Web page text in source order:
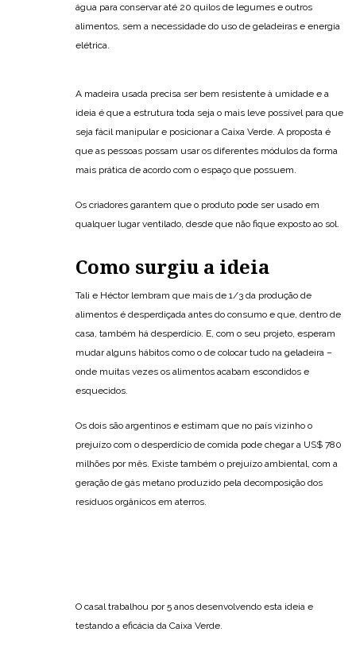
água para conservar até 20 quilos de legumes e outros
alimentos, sem a necessidade do uso de geladeiras e energia
elétrica.
A madeira usada precisa ser bem resistente à umidade e a
ideia é que a estrutura toda seja o mais leve possível para que
seja fácil manipular e posicionar a Caixa Verde. A proposta é
que as pessoas possam usar os diferentes módulos da forma
mais prática de acordo com o espaço que possuem.
Os criadores garantem que o produto pode ser usado em
qualquer lugar ventilado, desde que não fique exposto ao sol.
Como surgiu a ideia
Tali e Héctor lembram que mais de 1/3 da produção de
alimentos é desperdiçada antes do consumo e que, dentro de
casa, também há desperdício. E, com o seu projeto, esperam
mudar alguns hábitos como o de colocar tudo na geladeira –
onde muitas vezes os alimentos acabam escondidos e
esquecidos.
Os dois são argentinos e estimam que no país vizinho o
prejuízo com o desperdício de comida pode chegar a US$ 780
milhões por mês. Existe também o prejuízo ambiental, com a
geração de gás metano produzido pela decomposição dos
resíduos orgânicos em aterros.
O casal trabalhou por 5 anos desenvolvendo esta ideia e
testando a eficácia da Caixa Verde.